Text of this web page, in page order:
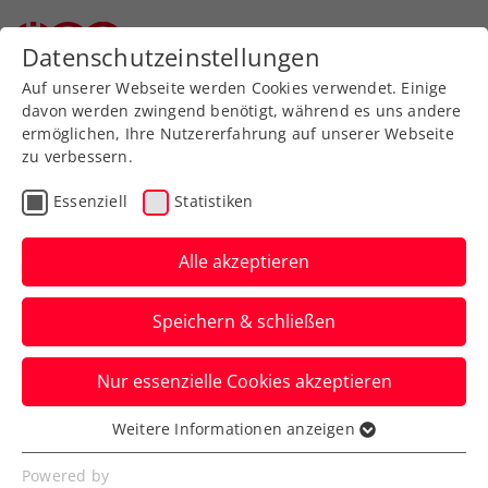
Aktuelle News
News filtern
Datenschutzeinstellungen
Auf unserer Webseite werden Cookies verwendet. Einige
davon werden zwingend benötigt, während es uns andere
ermöglichen, Ihre Nutzererfahrung auf unserer Webseite
zu verbessern.
Essenziell Statistiken
Alle akzeptieren
Speichern & schließen
Nur essenzielle Cookies akzeptieren
Essenziell
Essenzielle Cookies werden für grundlegende
Weitere Informationen anzeigen
Powered by